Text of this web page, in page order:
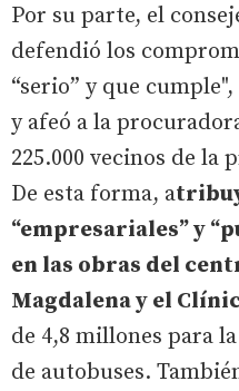
Por su parte, el
defendió los
“serio” y que
y afeó a la
225.000 vecinos de la
De esta forma, a
“empresariales” y
en las obras del
Magdalena y el
de 4,8 millones para
de autobuses.